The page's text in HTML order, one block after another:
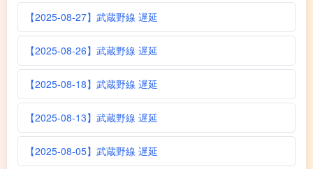
【2025-08-27】武蔵野線 遅延
【2025-08-26】武蔵野線 遅延
【2025-08-18】武蔵野線 遅延
【2025-08-13】武蔵野線 遅延
【2025-08-05】武蔵野線 遅延